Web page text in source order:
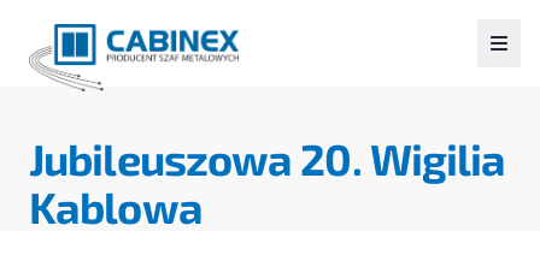
Jubileuszowa 20. Wigilia
Kablowa